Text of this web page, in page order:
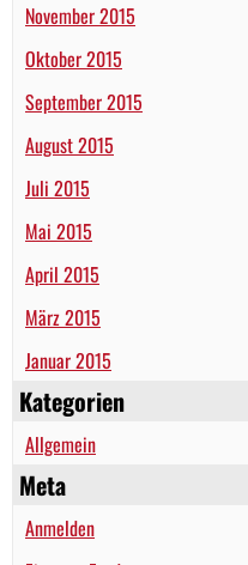
November 2015
Oktober 2015
September 2015
August 2015
Juli 2015
Mai 2015
April 2015
März 2015
Januar 2015
Kategorien
Allgemein
Meta
Anmelden